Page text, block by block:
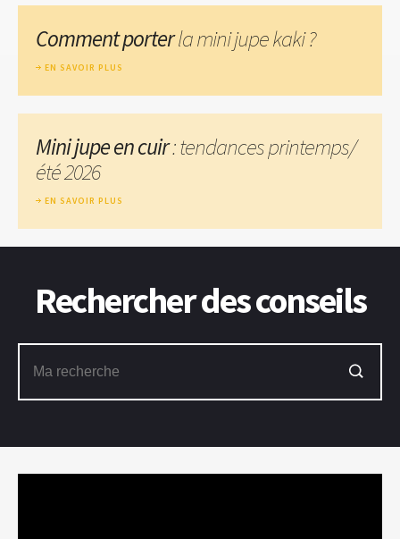
Comment porterla mini jupe kaki ?
EN SAVOIR PLUS
Mini jupe en cuir: tendances printemps/
été 2026
EN SAVOIR PLUS
Rechercher des conseils